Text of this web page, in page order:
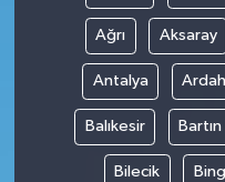
Ağrı Aksaray
Antalya
Balıkesir Bartın
Bilecik